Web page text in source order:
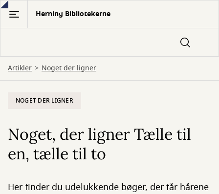
Gå
hovedindhold
Herning Bibliotekerne
Artikler Noget der ligner
NOGET DER LIGNER
Noget, der ligner Tælle til
en, tælle til to
Her finder du udelukkende bøger, der får hårene